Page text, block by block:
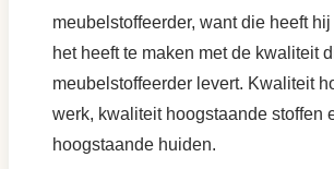
meubelstoffeerder, want die heeft
het heeft te maken met de kwaliteit
meubelstoffeerder levert. Kwaliteit
werk, kwaliteit hoogstaande stoffen
hoogstaande huiden.